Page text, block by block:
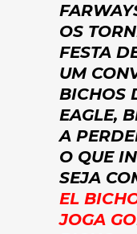
OS
FESTA
UM
BICHOS
EAGLE,
A
O QUE
SEJA
EL
JOGA